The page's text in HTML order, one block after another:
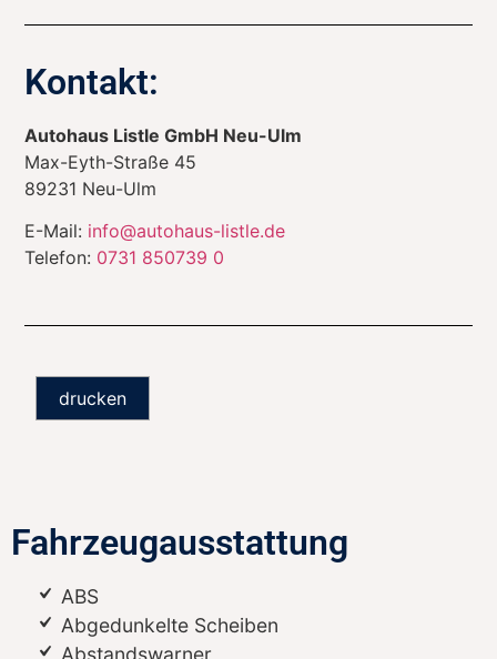
Kontakt:
Autohaus Listle GmbH Neu-Ulm
Max-Eyth-Straße 45
89231 Neu-Ulm
E-Mail: info@autohaus-listle.de
Telefon: 0731 850739 0
drucken
Fahrzeugausstattung
ABS
Abgedunkelte Scheiben
Abstandswarner